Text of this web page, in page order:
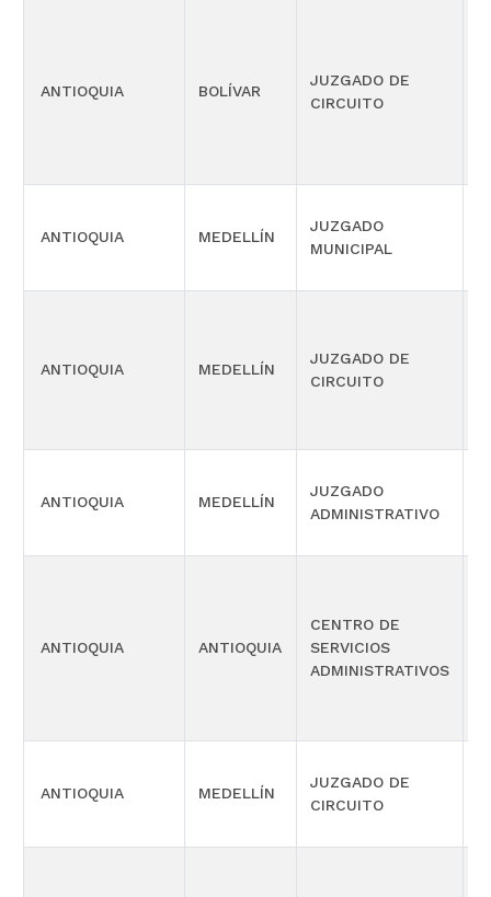
ANTIOQUIA BOLÍVAR
JUZGADO DE
CIRCUITO
ANTIOQUIA MEDELLÍN
JUZGADO
MUNICIPAL
ANTIOQUIA MEDELLÍN
JUZGADO DE
CIRCUITO
ANTIOQUIA MEDELLÍN
JUZGADO
ADMINISTRATIVO
ANTIOQUIA ANTIOQUIA
CENTRO DE
SERVICIOS
ADMINISTRATIVOS
ANTIOQUIA MEDELLÍN
JUZGADO DE
CIRCUITO